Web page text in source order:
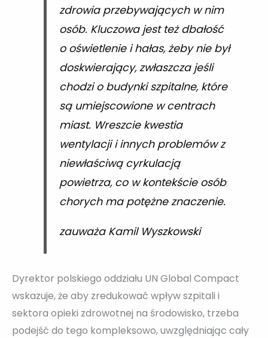
zdrowia przebywających w nim
osób. Kluczowa jest też dbałość
o oświetlenie i hałas, żeby nie był
doskwierający, zwłaszcza jeśli
chodzi o budynki szpitalne, które
są umiejscowione w centrach
miast. Wreszcie kwestia
wentylacji i innych problemów z
niewłaściwą cyrkulacją
powietrza, co w kontekście osób
chorych ma potężne znaczenie.
zauważa Kamil Wyszkowski
Dyrektor polskiego oddziału UN Global Compact
wskazuje, że aby zredukować wpływ szpitali i
sektora opieki zdrowotnej na środowisko, trzeba
podejść do tego kompleksowo, uwzględniając cały